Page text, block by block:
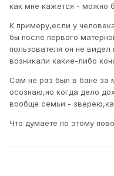
как мне кажется - можно
К примеру,если у
бы после первого
пользователя он не
возникали какие-либо
Сам не раз был в бане за
осознаю,но когда дело
вообще семьи -
Что думаете по этому